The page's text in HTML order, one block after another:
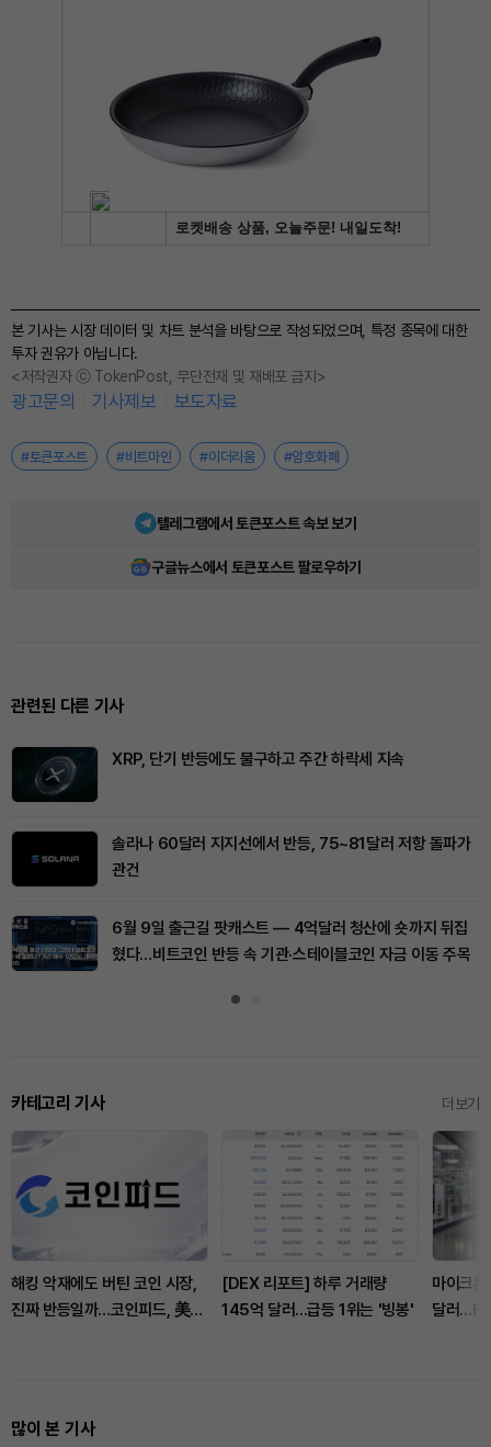
본 기사는 시장 데이터 및 차트 분석을 바탕으로 작성되었으며, 특정 종목에 대한
투자 권유가 아닙니다.
<저작권자 ⓒ TokenPost, 무단전재 및 재배포 금지>
광고문의 기사제보 보도자료
#토큰포스트 #비트마인 #이더리움 #암호화폐
텔레그램에서 토큰포스트 속보 보기
구글뉴스에서 토큰포스트 팔로우하기
관련된 다른 기사
XRP, 단기 반등에도 불구하고 주간 하락세 지속
솔라나 60달러 지지선에서 반등, 75~81달러 저항 돌파가
관건
6월 9일 출근길 팟캐스트 — 4억달러 청산에 숏까지 뒤집
혔다…비트코인 반등 속 기관·스테이블코인 자금 이동 주목
카테고리 기사 더보기
해킹 악재에도 버틴 코인 시장,
진짜 반등일까…코인피드, 美증
[DEX 리포트] 하루 거래량
145억 달러...급등 1위는 '빙봉'
마이크
달러
많이 본 기사